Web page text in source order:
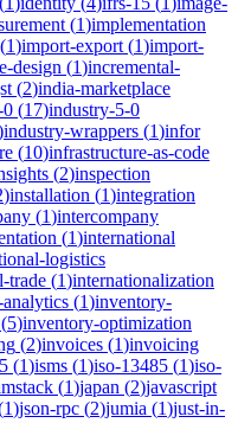
(1)implementation
(1)import-export (1)import-
design (1)incremental-
(2)india-marketplace
0 (17)industry-5-0
industry-wrappers (1)infor
(10)infrastructure-as-code
(2)inspection
)installation (1)integration
(1)intercompany
(1)international
logistics
trade (1)internationalization
(1)inventory-
(5)inventory-optimization
(2)invoices (1)invoicing
(1)isms (1)iso-13485 (1)iso-
(1)japan (2)javascript
1)json-rpc (2)jumia (1)just-in-